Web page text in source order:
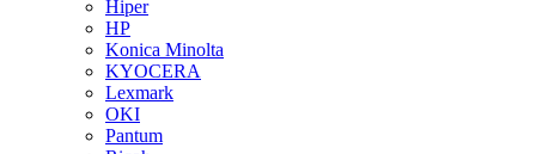
Hiper
HP
Konica Minolta
KYOCERA
Lexmark
OKI
Pantum